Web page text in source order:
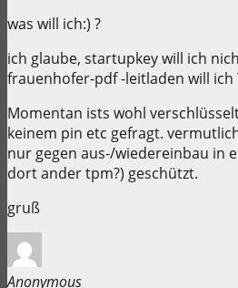
was will ich:) ?
ich glaube, startupkey will ich
frauenhofer-pdf -leitladen will ich
Momentan ists wohl
keinem pin etc gefragt.
nur gegen aus-/wiedereinbau in
dort ander tpm?) geschützt.
gruß
Anonymous